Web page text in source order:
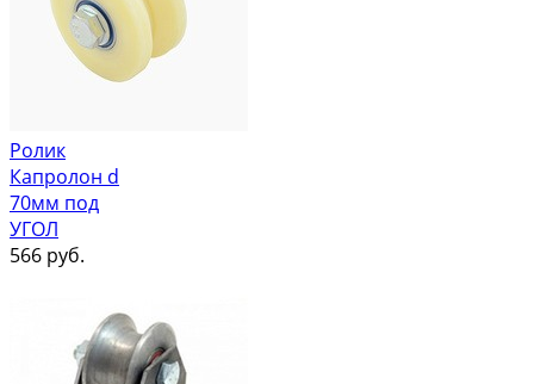
Ролик
Капролон d
70мм под
УГОЛ
566 руб.